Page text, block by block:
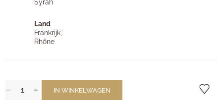
Land
Frankrijk,
Rhône
IN WINKELWAGEN